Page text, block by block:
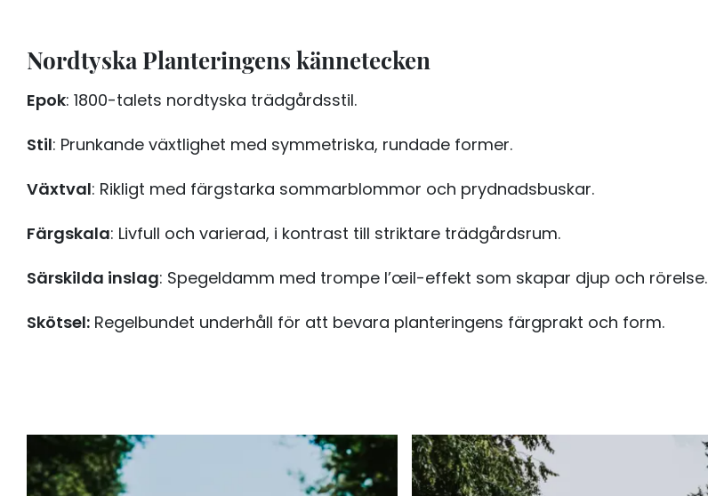
Nordtyska Planteringens kännetecken
Epok: 1800-talets nordtyska trädgårdsstil.
Stil: Prunkande växtlighet med symmetriska, rundade former.
Växtval: Rikligt med färgstarka sommarblommor och prydnadsbuskar.
Färgskala: Livfull och varierad, i kontrast till striktare trädgårdsrum.
Särskilda inslag: Spegeldamm med trompe l’œil-effekt som skapar djup och rörelse.
Skötsel: Regelbundet underhåll för att bevara planteringens färgprakt och form.